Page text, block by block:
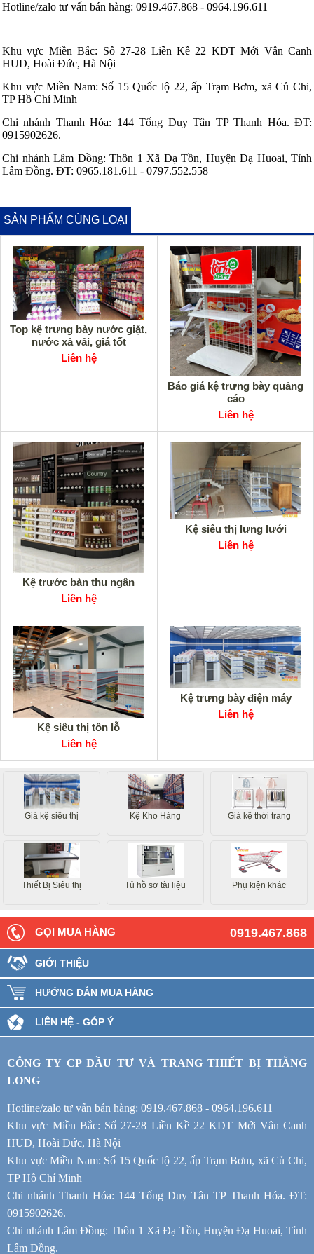
Hotline/zalo tư vấn bán hàng: 0919.467.868 - 0964.196.611
Khu vực Miền Bắc: Số 27-28 Liền Kề 22 KDT Mới Vân Canh
HUD, Hoài Đức, Hà Nội
Khu vực Miền Nam: Số 15 Quốc lộ 22, ấp Trạm Bơm, xã Củ Chi,
TP Hồ Chí Minh
Chi nhánh Thanh Hóa: 144 Tống Duy Tân TP Thanh Hóa. ĐT:
0915902626.
Chi nhánh Lâm Đồng: Thôn 1 Xã Đạ Tồn, Huyện Đạ Huoai, Tỉnh
Lâm Đồng. ĐT: 0965.181.611 - 0797.552.558
SẢN PHẨM CÙNG LOẠI
Top kệ trưng bày nước giặt,
nước xả vải, giá tốt
Liên hệ
Báo giá kệ trưng bày quảng
cáo
Liên hệ
Kệ trước bàn thu ngân
Liên hệ
Kệ siêu thị lưng lưới
Liên hệ
Kệ siêu thị tôn lỗ
Liên hệ
Kệ trưng bày điện máy
Liên hệ
Giá kệ siêu thị Kệ Kho Hàng Giá kệ thời trang
Thiết Bị Siêu thị Tủ hồ sơ tài liệu Phụ kiện khác
0919.467.868
GỌI MUA HÀNG
GIỚI THIỆU
HƯỚNG DẪN MUA HÀNG
LIÊN HỆ - GÓP Ý
CÔNG TY CP ĐẦU TƯ VÀ TRANG THIẾT BỊ THĂNG
LONG
Hotline/zalo tư vấn bán hàng: 0919.467.868 - 0964.196.611
Khu vực Miền Bắc: Số 27-28 Liền Kề 22 KDT Mới Vân Canh
HUD, Hoài Đức, Hà Nội
Khu vực Miền Nam: Số 15 Quốc lộ 22, ấp Trạm Bơm, xã Củ Chi,
TP Hồ Chí Minh
Chi nhánh Thanh Hóa: 144 Tống Duy Tân TP Thanh Hóa. ĐT:
0915902626.
Chi nhánh Lâm Đồng: Thôn 1 Xã Đạ Tồn, Huyện Đạ Huoai, Tỉnh
Lâm Đồng.